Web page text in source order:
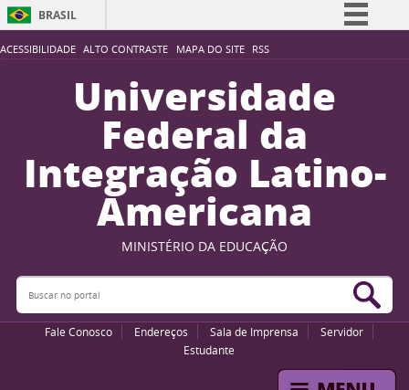
ACESSIBILIDADE ALTO CONTRASTE MAPA DO SITE RSS
BRASIL
Simplifique!
Participe
Acesso à informação
Legislação
Canais
Universidade
Federal da
Integração Latino-
Americana
MINISTÉRIO DA EDUCAÇÃO
Buscar no portal
Fale Conosco Endereços Sala de Imprensa
Servidor
Estudante